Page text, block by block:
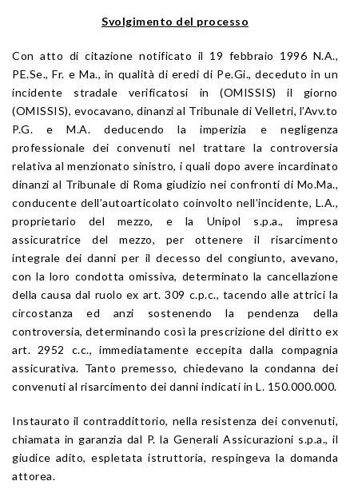
Svolgimento del processo
Con atto di citazione notificato il 19 febbraio 1996 N.A.,
PE.Se., Fr. e Ma., in qualità di eredi di Pe.Gi., deceduto in un
incidente stradale verificatosi in (OMISSIS) il giorno
(OMISSIS), evocavano, dinanzi al Tribunale di Velletri, l’Avv.to
P.G. e M.A. deducendo la imperizia e negligenza
professionale dei convenuti nel trattare la controversia
relativa al menzionato sinistro, i quali dopo avere incardinato
dinanzi al Tribunale di Roma giudizio nei confronti di Mo.Ma.,
conducente dell’autoarticolato coinvolto nell’incidente, L.A.,
proprietario del mezzo, e la Unipol s.p.a., impresa
assicuratrice del mezzo, per ottenere il risarcimento
integrale dei danni per il decesso del congiunto, avevano,
con la loro condotta omissiva, determinato la cancellazione
della causa dal ruolo ex art. 309 c.p.c., tacendo alle attrici la
circostanza ed anzi sostenendo la pendenza della
controversia, determinando così la prescrizione del diritto ex
art. 2952 c.c., immediatamente eccepita dalla compagnia
assicurativa. Tanto premesso, chiedevano la condanna dei
convenuti al risarcimento dei danni indicati in L. 150.000.000.
Instaurato il contraddittorio, nella resistenza dei convenuti,
chiamata in garanzia dal P. la Generali Assicurazioni s.p.a., il
giudice adito, espletata istruttoria, respingeva la domanda
attorea.